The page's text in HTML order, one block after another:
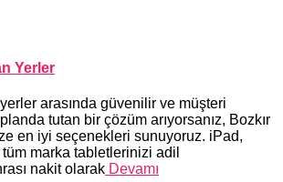
Yerler
arasında güvenilir ve müşteri
tutan bir çözüm arıyorsanız, Bozkır
en iyi seçenekleri sunuyoruz. iPad,
marka tabletlerinizi adil
nakit olarak Devamı